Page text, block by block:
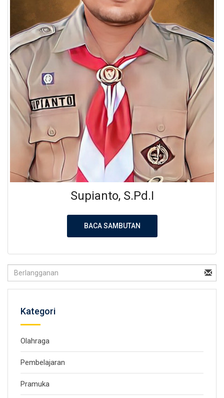
Supianto, S.Pd.I
BACA SAMBUTAN
Kategori
Olahraga
Pembelajaran
Pramuka